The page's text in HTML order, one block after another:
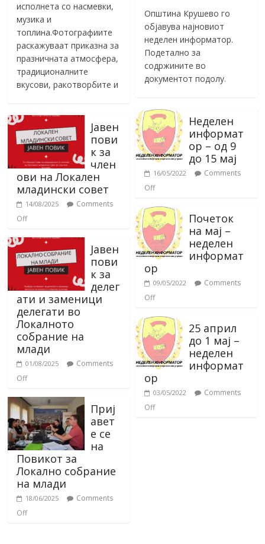
исполнета со насмевки,
музика и
топлина.Фотографиите
раскажуваат приказна за
празничната атмосфера,
традиционалните
вкусови, ракотворбите и
Јавен
пови
к за
член
ови на Локален
младински совет
14/08/2025
Comments
Off
Јавен
пови
к за
делег
ати и заменици
делегати во
Локалното
собрание на
млади
01/08/2025
Comments
Off
Приј
авет
е се
на
Повикот за
Локално собрание
на млади
18/06/2025
Comments
Off
Општина Крушево го
објавува најновиот
неделен информатор.
Подетално за
содржините во
документот подолу.
Неделен
информат
ор – од 9
до 15 мај
16/05/2022
Comments
Off
Почеток
на мај –
неделен
информат
ор
09/05/2022
Comments
Off
25 април
до 1 мај –
неделен
информат
ор
03/05/2022
Comments
Off